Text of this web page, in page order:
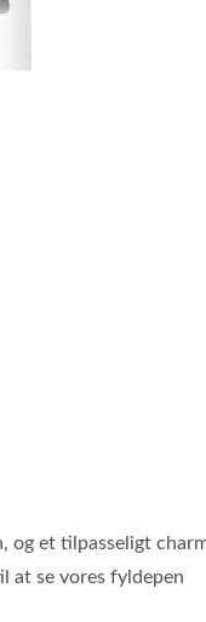
og et tilpasseligt
at se vores fyldepen